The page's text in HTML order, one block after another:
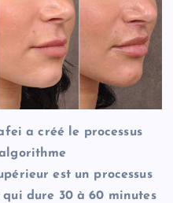
a créé le processus
est un processus
dure 30 à 60 minutes